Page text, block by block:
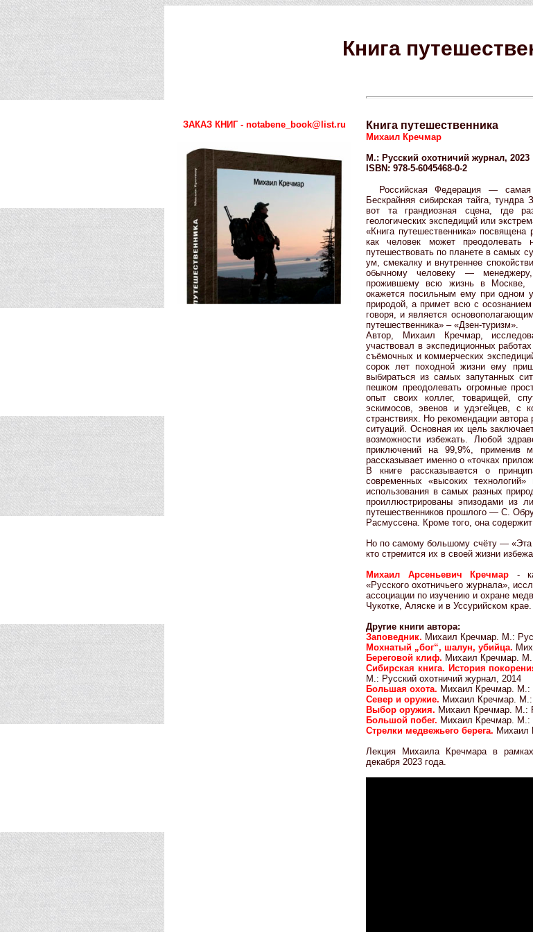
Книга
ЗАКАЗ КНИГ - notabene_book@list.ru Книга путешественника
Михаил Кречмар
М.: Русский охотничий журнал, 2023
ISBN: 978-5-6045468-0-2
Российская Федерация —
Бескрайняя сибирская тайга,
вот та грандиозная сцена, где
геологических экспедиций или
«Книга путешественника»
как человек может преодолевать
путешествовать по планете в самых
ум, смекалку и внутреннее
обычному человеку —
прожившему всю жизнь в Москве,
окажется посильным ему при одном
природой, а примет всю с
говоря, и является
путешественника» – «Дзен-туризм».
Автор, Михаил Кречмар,
участвовал в экспедиционных
съёмочных и коммерческих
сорок лет походной жизни ему
выбираться из самых запутанных
пешком преодолевать огромные
опыт своих коллег, товарищей,
эскимосов, эвенов и удэгейцев, с
странствиях. Но рекомендации
ситуаций. Основная их цель
возможности избежать. Любой
приключений на 99,9%, применив
рассказывает именно о «точках
В книге рассказывается о
современных «высоких
использования в самых разных
проиллюстрированы эпизодами из
путешественников прошлого — С.
Расмуссена. Кроме того, она
Но по самому большому счёту —
кто стремится их в своей жизни
Михаил Арсеньевич Кречмар -
«Русского охотничьего журнала»,
ассоциации по изучению и охране
Чукотке, Аляске и в Уссурийском крае.
Другие книги автора:
Заповедник. Михаил Кречмар. М.:
Мохнатый „бог“, шалун, убийца.
Береговой клиф. Михаил Кречмар.
Сибирская книга. История
М.: Русский охотничий журнал, 2014
Большая охота. Михаил Кречмар. М.:
Север и оружие. Михаил Кречмар. М.:
Выбор оружия. Михаил Кречмар. М.:
Большой побег. Михаил Кречмар. М.:
Стрелки медвежьего берега. Михаил
Лекция Михаила Кречмара в рамках
декабря 2023 года.